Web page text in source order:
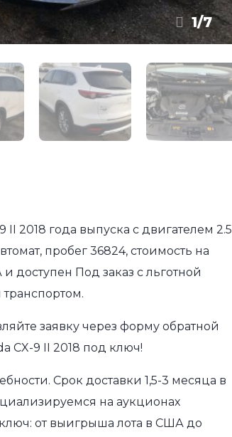
1/7
II 2018 года выпуска с двигателем 2.5
пробег 36824, стоимость на
доступен Под заказ с льготной
заявку через форму обратной
CX-9 II 2018 под ключ!
Срок доставки 1,5-3 месяца в
на аукционах
от выигрыша лота в США до